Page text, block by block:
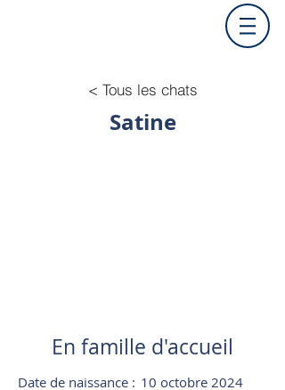
< Tous les chats
Satine
En famille d'accueil
Date de naissance :10 octobre 2024